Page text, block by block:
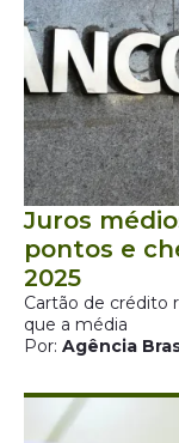
Juros
pontos e
2025
Cartão de crédito
que a média
Por: Agência